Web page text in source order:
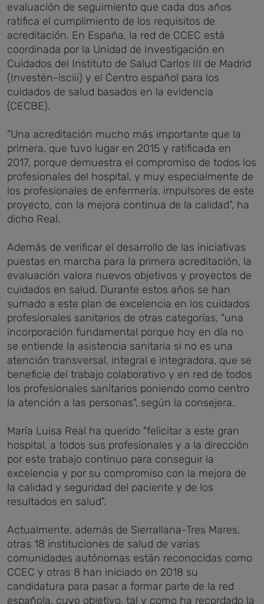
evaluación de seguimiento que cada dos años
ratifica el cumplimiento de los requisitos de
acreditación. En España, la red de CCEC está
coordinada por la Unidad de Investigación en
Cuidados del Instituto de Salud Carlos III de Madrid
(Investén-isciii) y el Centro español para los
cuidados de salud basados en la evidencia
(CECBE).
"Una acreditación mucho más importante que la
primera, que tuvo lugar en 2015 y ratificada en
2017, porque demuestra el compromiso de todos los
profesionales del hospital, y muy especialmente de
los profesionales de enfermería, impulsores de este
proyecto, con la mejora continua de la calidad", ha
dicho Real.
Además de verificar el desarrollo de las iniciativas
puestas en marcha para la primera acreditación, la
evaluación valora nuevos objetivos y proyectos de
cuidados en salud. Durante estos años se han
sumado a este plan de excelencia en los cuidados
profesionales sanitarios de otras categorías, "una
incorporación fundamental porque hoy en día no
se entiende la asistencia sanitaria si no es una
atención transversal, integral e integradora, que se
beneficie del trabajo colaborativo y en red de todos
los profesionales sanitarios poniendo como centro
la atención a las personas", según la consejera.
María Luisa Real ha querido "felicitar a este gran
hospital, a todos sus profesionales y a la dirección
por este trabajo continuo para conseguir la
excelencia y por su compromiso con la mejora de
la calidad y seguridad del paciente y de los
resultados en salud".
Actualmente, además de Sierrallana-Tres Mares,
otras 18 instituciones de salud de varias
comunidades autónomas están reconocidas como
CCEC y otras 8 han iniciado en 2018 su
candidatura para pasar a formar parte de la red
española, cuyo objetivo, tal y como ha recordado la